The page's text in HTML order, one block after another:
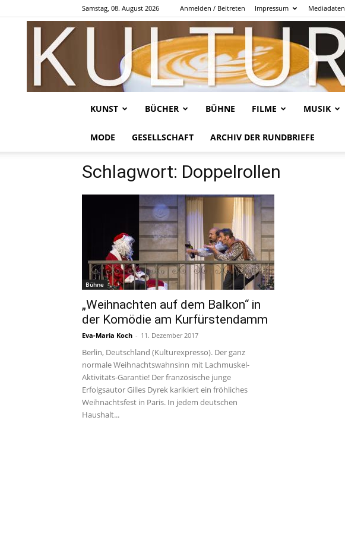
Samstag, 08. August 2026 Anmelden / Beitreten Impressum Mediadaten
KUNST BÜCHER BÜHNE FILME MUSIK
MODE GESELLSCHAFT ARCHIV DER RUNDBRIEFE
Schlagwort: Doppelrollen
Bühne
„Weihnachten auf dem Balkon“ in
der Komödie am Kurfürstendamm
Eva-Maria Koch - 11. Dezember 2017
Berlin, Deutschland (Kulturexpresso). Der ganz
normale Weihnachtswahnsinn mit Lachmuskel-
Aktivitäts-Garantie! Der französische junge
Erfolgsautor Gilles Dyrek karikiert ein fröhliches
Weihnachtsfest in Paris. In jedem deutschen
Haushalt...